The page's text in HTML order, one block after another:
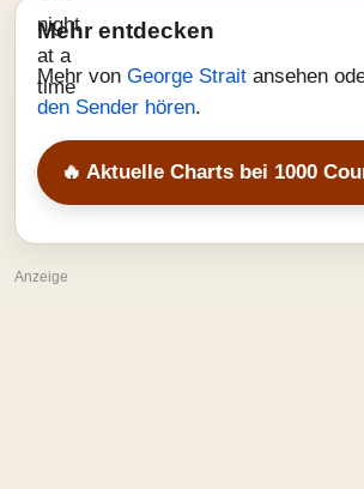
Mehr entdecken
Mehr von George Strait ansehen
den Sender hören.
🔥 Aktuelle Charts bei 1000
Anzeige